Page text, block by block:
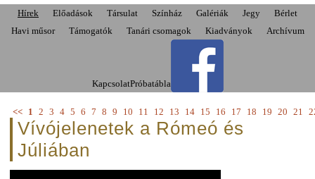
Hírek Előadások Társulat Színház Galériák Jegy
Bérlet
Havi műsor
Támogatók Tanári csomagok Kiadványok Archívum
KapcsolatPróbatábla
<< 1 2 3 4 5 6 7 8 9 10 11 12 13 14 15 16 17 18 19 20 21
Vívójelenetek a Rómeó és
Júliában